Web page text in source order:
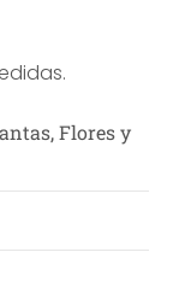
Flores y